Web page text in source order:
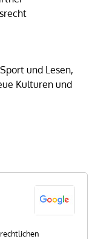
und Lesen,
Kulturen und